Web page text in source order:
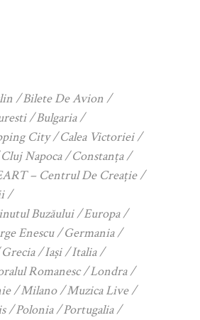
Bilete De Avion
Bulgaria
City
Calea Victoriei
Cluj Napoca
Constanța
– Centrul De Creație
Buzăului
Europa
Enescu
Germania
Grecia Iași
Italia
Romanesc
Londra
Milano
Muzica Live
Polonia
Portugalia